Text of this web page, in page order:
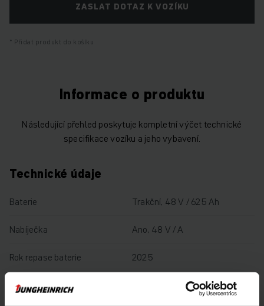
ZASLAT DOTAZ K VOZÍKU
Přidat produkt do košíku
Informace o produktu
Následující přehled poskytuje kompletní výčet technické
specifikace vozíku a jeho vybavení.
Technické údaje
Baterie Trakční, 48 V / 625 Ah
Nabíječka Ano, 48 V / A
Rok repase baterie 2025
Rok